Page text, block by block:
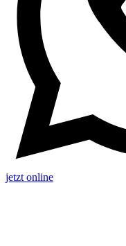
jetzt online